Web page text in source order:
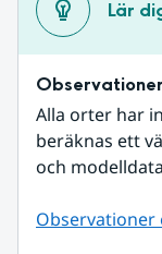
Lär
Alla orter har
beräknas ett
och
Observationer